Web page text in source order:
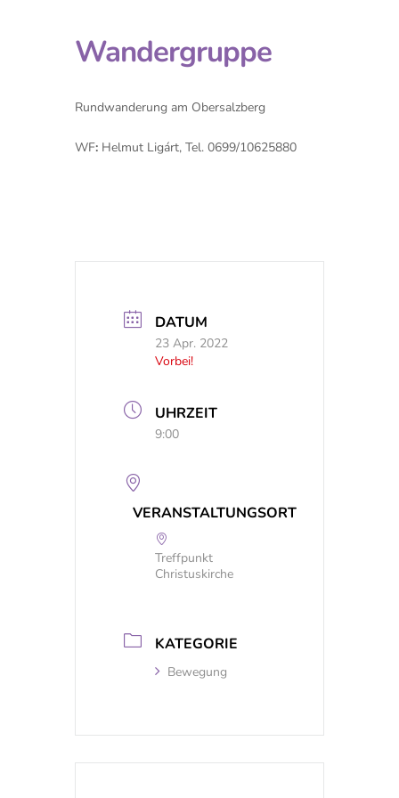
Wandergruppe
Rundwanderung am Obersalzberg
WF: Helmut Ligárt, Tel. 0699/10625880
DATUM
23 Apr. 2022
Vorbei!
UHRZEIT
9:00
VERANSTALTUNGSORT
Treffpunkt
Christuskirche
KATEGORIE
Bewegung